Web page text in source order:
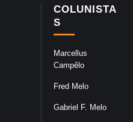
COLUNISTA
S
Marcellus
Campêlo
Fred Melo
Gabriel F. Melo